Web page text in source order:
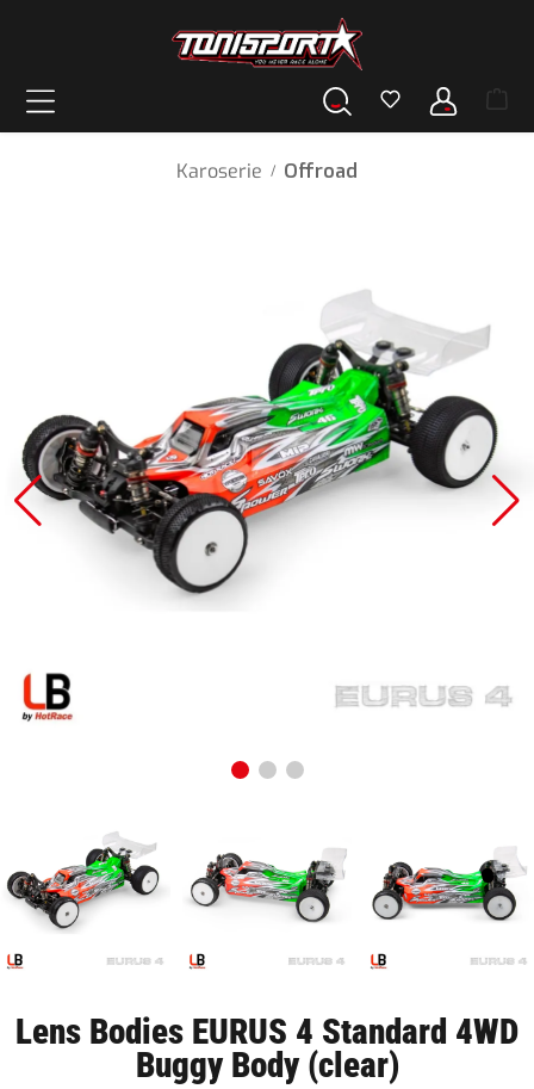
Karoserie / Offroad
Lens Bodies EURUS 4 Standard 4WD
Buggy Body (clear)